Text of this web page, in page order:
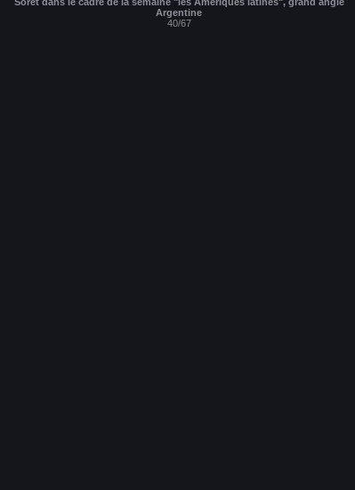
Argentine
40/67